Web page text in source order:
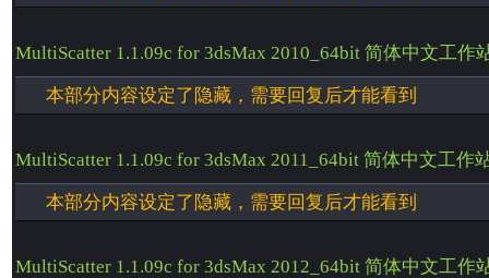
MultiScatter 1.1.09c for 3dsMax 2010_64bit 简体中文工作
本部分内容设定了隐藏，需要回复后才能看到
MultiScatter 1.1.09c for 3dsMax 2011_64bit 简体中文工作
本部分内容设定了隐藏，需要回复后才能看到
MultiScatter 1.1.09c for 3dsMax 2012_64bit 简体中文工作